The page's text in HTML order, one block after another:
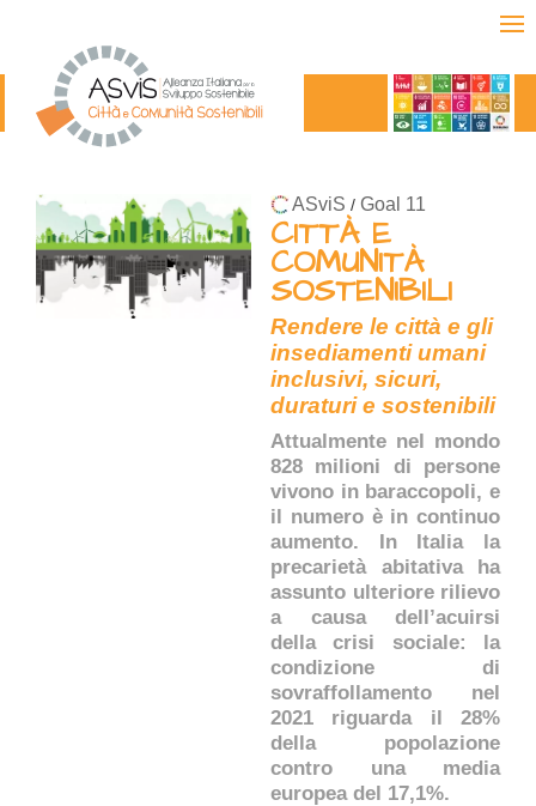
ASviS / Goal 11
CITTÀ E
COMUNITÀ
SOSTENIBILI
Rendere le città e gli
insediamenti umani
inclusivi, sicuri,
duraturi e sostenibili
Attualmente nel mondo
828 milioni di persone
vivono in baraccopoli, e
il numero è in continuo
aumento. In Italia la
precarietà abitativa ha
assunto ulteriore rilievo
a causa dell’acuirsi
della crisi sociale: la
condizione di
sovraffollamento nel
2021 riguarda il 28%
della popolazione
contro una media
europea del 17,1%.